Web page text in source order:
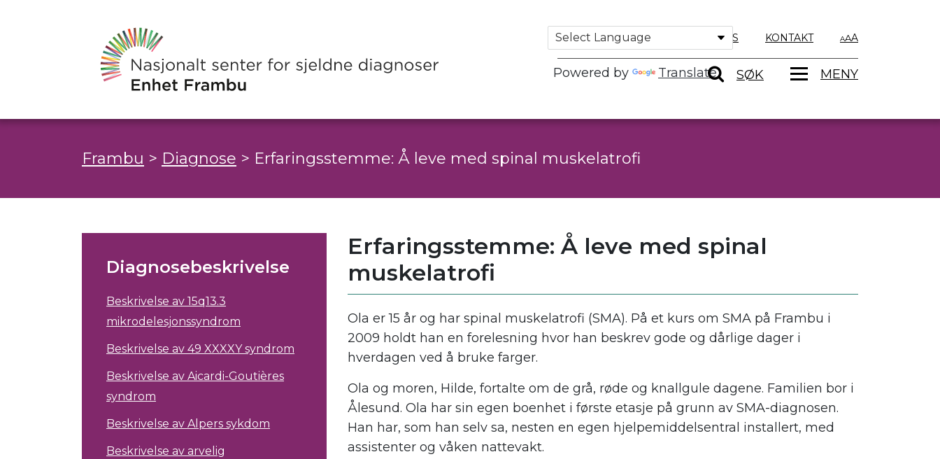
Powered by Translate
OM OSS KONTAKT A
SØK MENY
Frambu > Diagnose > Erfaringsstemme: Å leve med spinal muskelatrofi
Diagnosebeskrivelse
Beskrivelse av 15q13.3
mikrodelesjonssyndrom
Beskrivelse av 49 XXXXY syndrom
Beskrivelse av Aicardi-Goutières
syndrom
Beskrivelse av Alpers sykdom
Beskrivelse av arvelig
Erfaringsstemme: Å leve med spinal
muskelatrofi
Ola er 15 år og har spinal muskelatrofi (SMA). På et kurs om SMA på Frambu i
2009 holdt han en forelesning hvor han beskrev gode og dårlige dager i
hverdagen ved å bruke farger.
Ola og moren, Hilde, fortalte om de grå, røde og knallgule dagene. Familien bor i
Ålesund. Ola har sin egen boenhet i første etasje på grunn av SMA-diagnosen.
Han har, som han selv sa, nesten en egen hjelpemiddelsentral installert, med
assistenter og våken nattevakt.